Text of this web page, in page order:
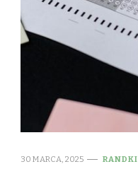
30 MARCA, 2025 RANDKI